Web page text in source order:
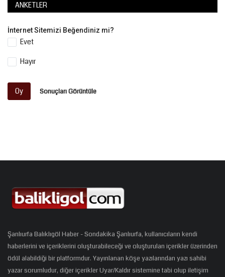
ANKETLER
İnternet Sitemizi Beğendiniz mi?
Evet
Hayır
Oy Sonuçları Görüntüle
Şanlıurfa Balıklıgöl Haber - Sondakika Şanlıurfa, kullanıcıların kendi
haberlerini ve içeriklerini oluşturabileceği ve oluşturulan içerikler üzerinden
ödül alabildiği bir platformdur. Yayınlanan köşe yazılarından yazı sahibi
yazar sorumludur, diğer içerikler Uyar/Kaldır sistemine tabi olup iletişim